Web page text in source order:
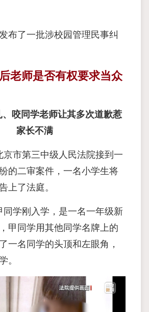
布了一批涉校园管理民事纠
老师是否有权要求当众
咬同学老师让其多次道歉惹
家长不满
京市第三中级人民法院接到一
的二审案件，一名小学生将
上了法庭。
同学刚入学，是一名一年级新
甲同学用其他同学名牌上的
一名同学的头顶和左眼角，
。